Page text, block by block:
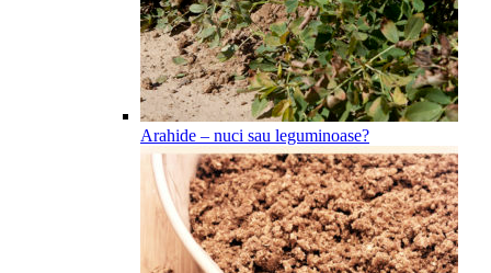
Arahide – nuci sau leguminoase?